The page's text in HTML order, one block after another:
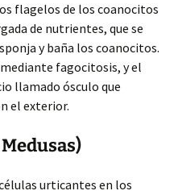
flagelos de los coanocitos
de nutrientes, que se
y baña los coanocitos.
fagocitosis, y el
llamado ósculo que
el exterior.
urticantes en los